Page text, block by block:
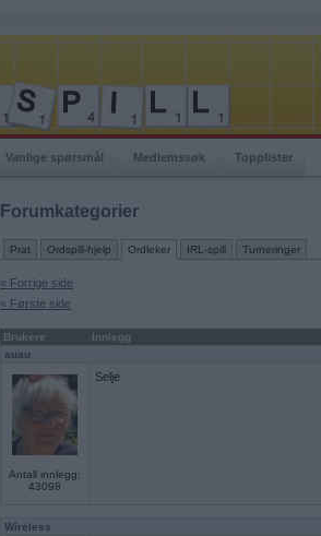
Vanlige spørsmål Medlemssøk Topplister
Forumkategorier
Prat Ordspill-hjelp Ordleker IRL-spill Turneringer
« Forrige side
« Første side
Brukere
Innlegg
auau
Antall innlegg:
43098
Selje
Wireless